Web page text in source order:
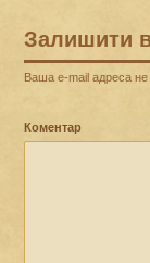
Залишити
Ваша e-mail адреса
Коментар